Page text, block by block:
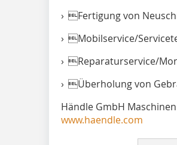
› Fertigung von
› Mobilservice/
› Reparaturservice/
› Überholung von
Händle GmbH
www.haendle.com